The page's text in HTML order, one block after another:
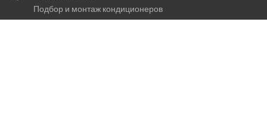
Подбор и монтаж кондиционеров